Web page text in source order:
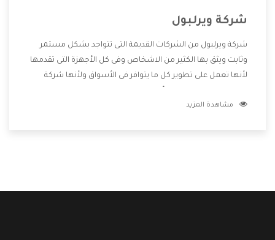
شركة ويرلبول
شركة ويرلبول من الشركات القديمة التى تتواجد بشكل مستمر
وثابت ويثق بها الكثير من الاشخاص وفى كل الأجهزة التى تقدمها
لأنها تعمل على تطوير كل ما يتوافر فى الأسواق ولأنها شركة
وتقدم للعملاء أقوى العروض والخصومات التى تسهل على
مشاهدة المزيد